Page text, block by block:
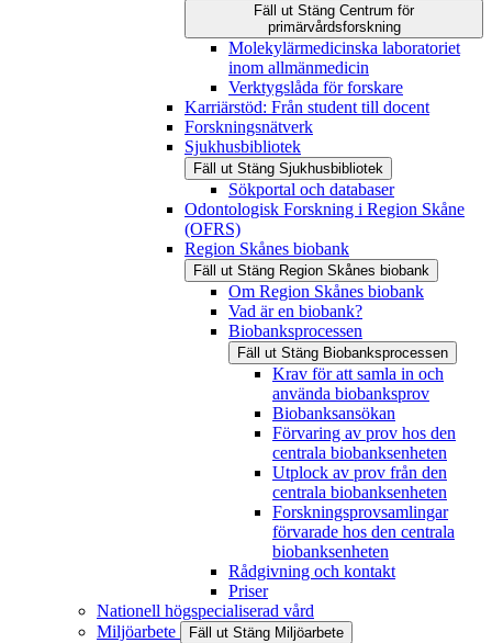
Fäll ut Stäng Centrum för
primärvårdsforskning
Molekylärmedicinska laboratoriet
inom allmänmedicin
Verktygslåda för forskare
Karriärstöd: Från student till docent
Forskningsnätverk
Sjukhusbibliotek
Fäll ut Stäng Sjukhusbibliotek
Sökportal och databaser
Odontologisk Forskning i Region Skåne
(OFRS)
Region Skånes biobank
Fäll ut Stäng Region Skånes biobank
Om Region Skånes biobank
Vad är en biobank?
Biobanksprocessen
Fäll ut Stäng Biobanksprocessen
Krav för att samla in och
använda biobanksprov
Biobanksansökan
Förvaring av prov hos den
centrala biobanksenheten
Utplock av prov från den
centrala biobanksenheten
Forskningsprovsamlingar
förvarade hos den centrala
biobanksenheten
Rådgivning och kontakt
Priser
Nationell högspecialiserad vård
Miljöarbete
Fäll ut Stäng Miljöarbete